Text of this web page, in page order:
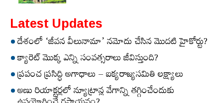
Latest Updates
దేశంలో ‘జీవన వీలునామా’ నమోదు చేసిన మొదటి హైకోర్టు?
క్యారెట్‌ మొక్క ఎన్ని సంవత్సరాలు జీవిస్తుంది?
ప్రపంచ ప్రసిద్ధి అగాధాలు – ఐక్యరాజ్యసమితి లక్ష్యాలు
అణు రియాక్టర్లలో న్యూట్రాన్ల వేగాన్ని తగ్గించేందుకు